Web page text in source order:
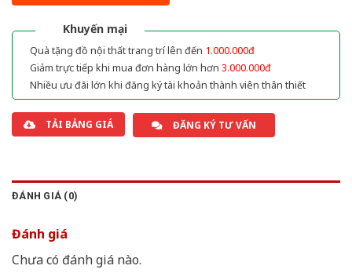
Khuyến mại
Quà tặng đồ nội thất trang trí lên đến 1.000.000đ
Giảm trực tiếp khi mua đơn hàng lớn hơn 3.000.000đ
Nhiều ưu đãi lớn khi đăng ký tài khoản thành viên thân thiết
TẢI BẢNG GIÁ ĐĂNG KÝ TƯ VẤN
ĐÁNH GIÁ (0)
Đánh giá
Chưa có đánh giá nào.